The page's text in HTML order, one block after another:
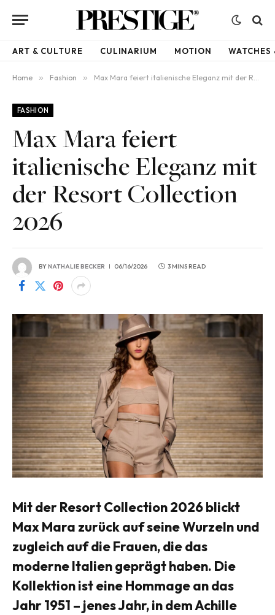
ART & CULTURE CULINARIUM MOTION WATCHES
Home » Fashion » Max Mara feiert italienische Eleganz mit der Resort Collection 2026
FASHION
Max Mara feiert
italienische Eleganz mit
der Resort Collection
2026
BYNATHALIE BECKER 06/16/2026 3 MINS READ
Mit der Resort Collection 2026 blickt
Max Mara zurück auf seine Wurzeln und
zugleich auf die Frauen, die das
moderne Italien geprägt haben. Die
Kollektion ist eine Hommage an das
Jahr 1951 – jenes Jahr, in dem Achille